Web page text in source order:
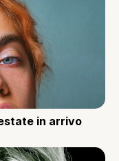
in arrivo